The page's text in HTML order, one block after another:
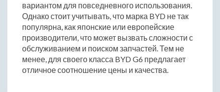
вариантом для повседневного использования.
Однако стоит учитывать, что марка BYD не так
популярна, как японские или европейские
производители, что может вызвать сложности с
обслуживанием и поиском запчастей. Тем не
менее, для своего класса BYD G6 предлагает
отличное соотношение цены и качества.